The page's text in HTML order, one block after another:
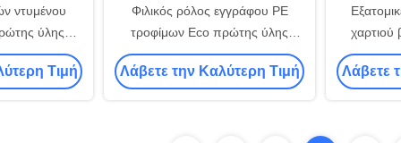
ντυμένου
ύλης
βαθμού
Τιμή
Φιλικός ρόλος εγγράφου PE
τροφίμων Eco πρώτης ύλης
φλυτζανιών ντυμένου εγγράφου
pe
Λάβετε την Καλύτερη Τιμή
χαρτιού
Λάβετε